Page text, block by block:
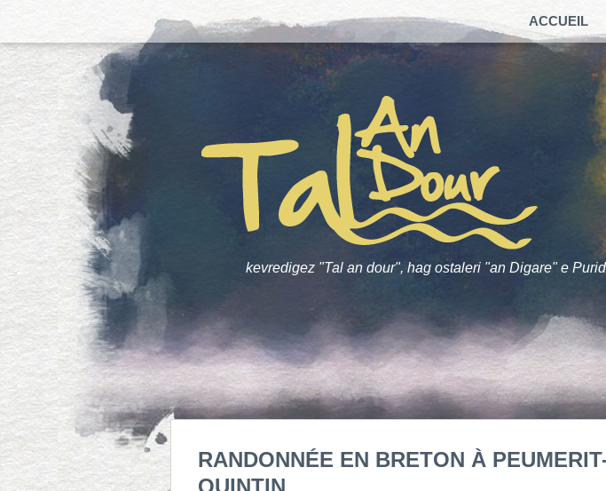
ACCUEIL
kevredigez "Tal an dour", hag ostaleri "an Digare" e
RANDONNÉE EN BRETON À
QUINTIN